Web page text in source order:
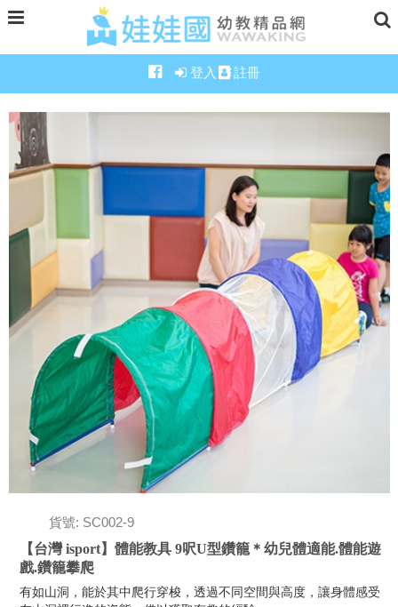
登入 註冊
貨號: SC002-9
【台灣 isport】體能教具 9呎U型鑽籠＊幼兒體適能.體能遊
戲.鑽籠攀爬
有如山洞，能於其中爬行穿梭，透過不同空間與高度，讓身體感受